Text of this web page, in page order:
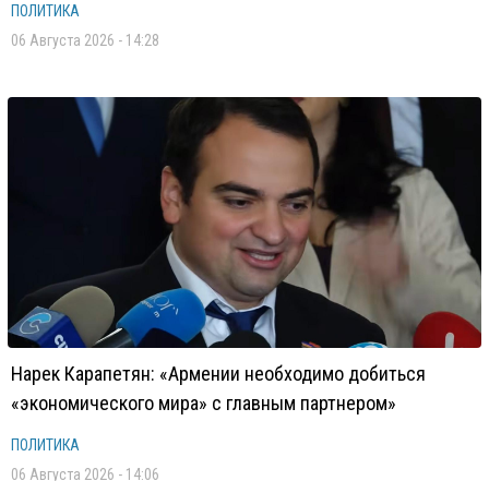
ПОЛИТИКА
06 Августа 2026 - 14:28
Нарек Карапетян: «Армении необходимо добиться
«экономического мира» с главным партнером»
ПОЛИТИКА
06 Августа 2026 - 14:06